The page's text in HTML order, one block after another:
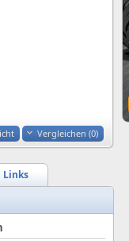
Vergleichen (0)
Links